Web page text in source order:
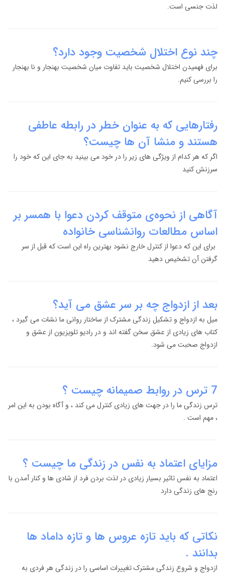
لذت جنسی است.
چند نوع اختلال شخصیت وجود دارد؟
برای فهمیدن اختلال شخصیت باید تفاوت میان شخصیت بهنجار و نا بهنجار
را بررسی کنیم.
رفتارهایی که به عنوان خطر در رابطه عاطفی
هستند و منشا آن ها چیست؟
اگر که هر کدام از ویژگی های زیر را در خود می بینید به جای این که خود را
سرزنش کنید
آگاهی از نحوه‌ی متوقف کردن دعوا با همسر بر
اساس مطالعات روانشناسی خانواده
برای این که دعوا از کنترل خارج نشود بهترین راه این است که قبل از سر
گرفتن آن تشخیص دهید
بعد از ازدواج چه بر سر عشق می آید؟
میل به ازدواج و تشکیل زندگی مشترک از ساختار روانی ما نشات می گیرد ،
کتاب های زیادی از عشق سخن گفته اند و در رادیو تلویزیون از عشق و
ازدواج صحبت می شود.
7 ترس در روابط صمیمانه چیست ؟
ترس زندگی ما را در جهت های زیادی کنترل می کند ، و آگاه بودن به این امر
، مهم است .
مزایای اعتماد به نفس در زندگی ما چیست ؟
اعتماد به نفس تاثیر بسیار زیادی در لذت بردن فرد از شادی ها و کنار آمدن با
رنج های زندگی دارد
نکاتی که باید تازه عروس ها و تازه داماد ها
بدانند .
ازدواج و شروع زندگی مشترک تغییرات اساسی را در زندگی هر فردی به